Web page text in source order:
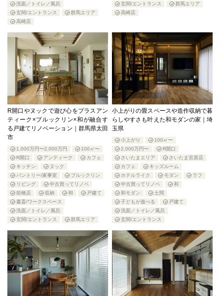
洗面／トイレ／風呂
玄関/エントランス
群馬エリア
高崎店
玄関/エントランス
群馬エリア
高崎店
R開口やヌックで遊び心をプラスアン
ティーク×ブルックリン×和が融合す
る戸建てリノベーション｜群馬県太田
市
1,000万円〜2,000万円
100㎡〜
R開口
アンティーク
カフェ
キッチン
ヌック
パントリー/家事室
ブルックリン
リビング
中古買ってリノベ
前橋店
収納 和
戸建て
書斎/ワークスペース
洗面／トイレ／風呂
玄関/エントランス
群馬エリア
小上がりの畳スペースや造作収納で暮
らしやすさも叶えた和モダンの家｜埼
玉県
小上がり
100㎡〜
2,000万円〜
R開口
さいたまエリア
さいたま宮原店
カフェ
キッズルーム
ホテルライク
モダン
ラフ
中古買ってリノベ
和
和モダン
土間
子どもが遊べる
戸建て
洗面／トイレ／風呂
玄関/エントランス